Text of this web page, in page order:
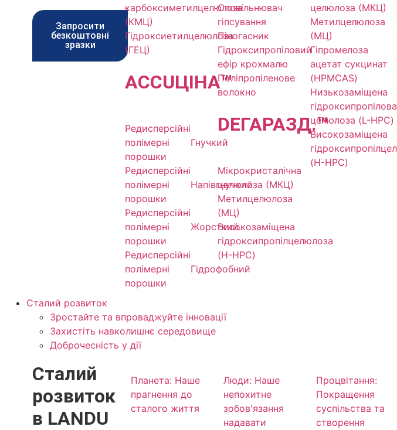
Запросити
безкоштовні
зразки
карбоксиметилцелюлоза
(КМЦ)
Гідроксиетилцелюлоза
(ГЕЦ)
ACCUЦІНА™
Редисперсійні
полімерні
порошки
Гнучкий
Редисперсійні
полімерні
порошки
Напівгнучкий
Редисперсійні
полімерні
порошки
Жорсткий.
Редисперсійні
полімерні
порошки
Гідрофобний
Сповільнювач
гіпсування
Піногасник
Гідроксипропіловий
ефір крохмалю
Поліпропіленове
волокно
DEГАРАЗД.™
Мікрокристалічна
целюлоза (МКЦ)
Метилцелюлоза
(МЦ)
Високозаміщена
гідроксипропілцелюлоза
(H-HPC)
целюлоза (МКЦ)
Метилцелюлоза
(МЦ)
Гіпромелоза
ацетат сукцинат
(HPMCAS)
Низькозаміщена
гідроксипропілова
целюлоза (L-HPC)
Високозаміщена
(H-HPC)
Сталий розвиток
Зростайте та впроваджуйте інновації
Захистіть навколишнє середовище
Доброчесність у дії
Сталий
розвиток
в LANDU
Планета: Наше
прагнення до
сталого життя
Люди: Наше
непохитне
зобов'язання
надавати
Процвітання:
Покращення
суспільства та
створення